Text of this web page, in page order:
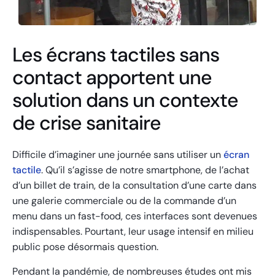
Les écrans tactiles sans
contact apportent une
solution dans un contexte
de crise sanitaire
Difficile d’imaginer une journée sans utiliser unécran
tactile. Qu’il s’agisse de notre smartphone, de l’achat
d’un billet de train, de la consultation d’une carte dans
une galerie commerciale ou de la commande d’un
menu dans un fast-food, ces interfaces sont devenues
indispensables. Pourtant, leur usage intensif en milieu
public pose désormais question.
Pendant la pandémie, de nombreuses études ont mis